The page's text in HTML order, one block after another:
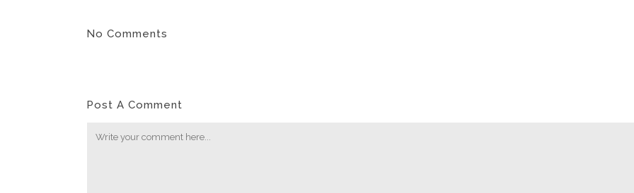
No Comments
Post A Comment